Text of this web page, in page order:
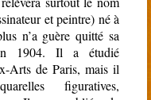
et peintre) né à
n’a guère quitté sa
1904. Il a étudié
Arts de Paris, mais il
figuratives,